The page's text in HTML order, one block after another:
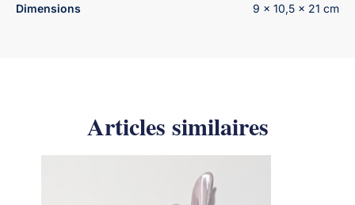
Dimensions 9 × 10,5 × 21 cm
Articles similaires